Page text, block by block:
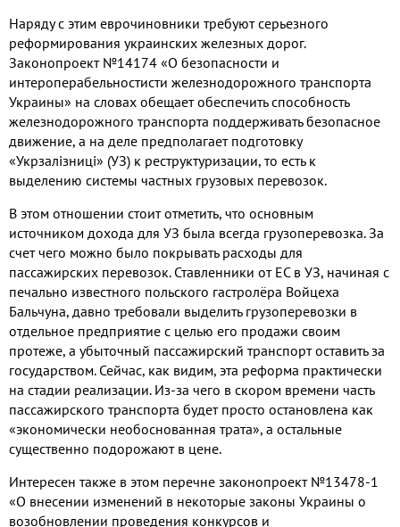
Наряду с этим еврочиновники требуют серьезного
реформирования украинских железных дорог.
Законопроект №14174 «О безопасности и
интероперабельностисти железнодорожного транспорта
Украины» на словах обещает обеспечить способность
железнодорожного транспорта поддерживать безопасное
движение, а на деле предполагает подготовку
«Укрзалізниці» (УЗ) к реструктуризации, то есть к
выделению системы частных грузовых перевозок.
В этом отношении стоит отметить, что основным
источником дохода для УЗ была всегда грузоперевозка. За
счет чего можно было покрывать расходы для
пассажирских перевозок. Ставленники от ЕС в УЗ, начиная с
печально известного польского гастролёра Войцеха
Бальчуна, давно требовали выделить грузоперевозки в
отдельное предприятие с целью его продажи своим
протеже, а убыточный пассажирский транспорт оставить за
государством. Сейчас, как видим, эта реформа практически
на стадии реализации. Из-за чего в скором времени часть
пассажирского транспорта будет просто остановлена как
«экономически необоснованная трата», а остальные
существенно подорожают в цене.
Интересен также в этом перечне законопроект №13478-1
«О внесении изменений в некоторые законы Украины о
возобновлении проведения конкурсов и